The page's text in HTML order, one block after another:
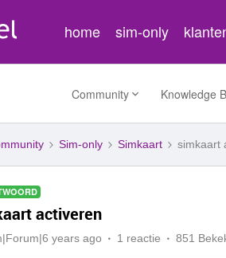
home sim-only
Community Knowledge
Sim-only Simkaart simkaart
activeren
years ago 1 reactie 851